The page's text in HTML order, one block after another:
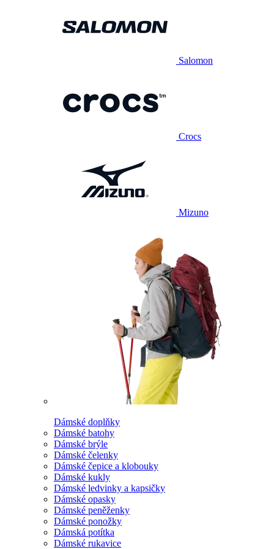
Salomon
Crocs
Mizuno
Dámské doplňky
Dámské batohy
Dámské brýle
Dámské čelenky
Dámské čepice a klobouky
Dámské kukly
Dámské ledvinky a kapsičky
Dámské opasky
Dámské peněženky
Dámské ponožky
Dámská potítka
Dámské rukavice